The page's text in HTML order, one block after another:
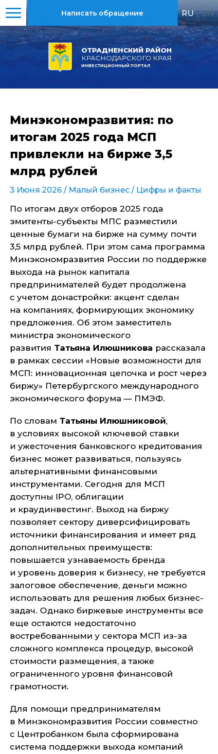
ОТРАДНЕНСКИЙ РАЙОН
КРАСНОДАРСКОГО КРАЯ
ИНВЕСТИЦИОННЫЙ ПОРТАЛ
Написать обращение RU | EN
Минэкономразвития: по
итогам 2025 года МСП
привлекли на бирже 3,5
млрд рублей
3 Июня 2026 / Малый бизнес / Цифры и факты
По итогам двух отборов 2025 года
эмитенты-субъекты МПС разместили
ценные бумаги на бирже на сумму почти
3,5 млрд рублей. При этом сама программа
Минэкономразвития России по поддержке
выхода на рынок капитала
предпринимателей будет продолжена
с учетом донастройки: акцент сделан
на компаниях, формирующих экономику
предложения. Об этом заместитель
министра экономического
развития Татьяна Илюшникова рассказала
в рамках сессии «Новые возможности для
МСП: инновационная цепочка и рост через
биржу» Петербургского международного
экономического форума — ПМЭФ.
По словам Татьяны Илюшниковой,
в условиях высокой ключевой ставки
и ужесточения банковского кредитования
бизнес может развиваться, пользуясь
альтернативными финансовыми
инструментами. Сегодня для МСП
доступны IPO, облигации
и краудинвестинг. Выход на биржу
позволяет сектору диверсифицировать
источники финансирования и имеет ряд
дополнительных преимуществ:
повышается узнаваемость бренда
и уровень доверия к бизнесу, не требуется
залоговое обеспечение, деньги можно
использовать для решения любых бизнес-
задач. Однако биржевые инструменты все
еще остаются недостаточно
востребованными у сектора МСП из-за
сложного комплекса процедур, высокой
стоимости размещения, а также
ограниченного уровня финансовой
грамотности.
Для помощи предпринимателям
в Минэкономразвития России совместно
с Центробанком была сформирована
система поддержки выхода компаний